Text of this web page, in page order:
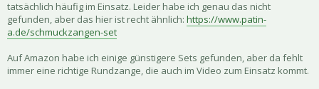
tatsächlich häufig im Einsatz. Leider habe ich genau das nicht
gefunden, aber das hier ist recht ähnlich: https://www.patin-
a.de/schmuckzangen-set
Auf Amazon habe ich einige günstigere Sets gefunden, aber da fehlt
immer eine richtige Rundzange, die auch im Video zum Einsatz kommt.